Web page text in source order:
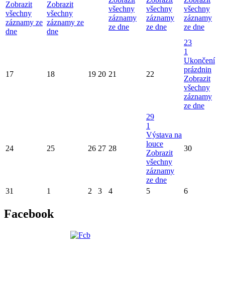
Zobrazit
všechny
záznamy ze
dne
Zobrazit
všechny
záznamy ze
dne
všechny
záznamy
ze dne
všechny
záznamy
ze dne
všechny
záznamy
ze dne
17 18 19 20 21 22
23
1
Ukončení
prázdnin
Zobrazit
všechny
záznamy
ze dne
24 25 26 27 28
29
1
Výstava na
louce
Zobrazit
všechny
záznamy
ze dne
30
31 1 2 3 4 5 6
Facebook